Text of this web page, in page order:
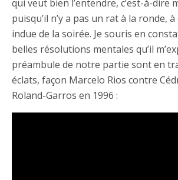
qui veut bien l’entendre, c’est-à-dire
puisqu’il n’y a pas un rat à la ronde,
indue de la soirée. Je souris en
belles résolutions mentales qu’il
préambule de notre partie sont en
éclats, façon Marcelo Rios contre
Roland-Garros en 1996 :